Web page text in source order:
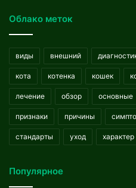
Облако меток
виды внешний
кота котенка кошек
лечение обзор основные
признаки причины
стандарты уход характер
Популярное